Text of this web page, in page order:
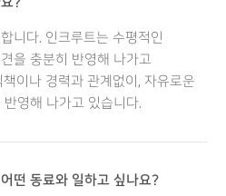
니다. 인크루트는 수평적인
을 충분히 반영해 나가고
이나 경력과 관계없이, 자유로운
영해 나가고 있습니다.
떤 동료와 일하고 싶나요?